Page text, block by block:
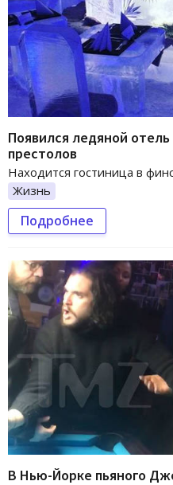
Появился ледяной
престолов
Находится гостиница в
Жизнь
Подробнее
В Нью-Йорке пьяного